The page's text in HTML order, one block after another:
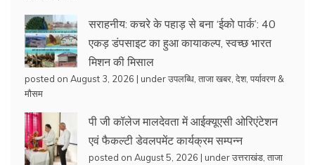
सराहनीय: कचरे के पहाड़ से बना ‘ईको पार्क’: 40
एकड़ डंपसाइट का हुआ कायाकल्प, स्वच्छ भारत
मिशन की मिसाल
posted on August 3, 2026 | underउपलब्धि ताजा खबर देश, पर्यावरण &
मौसम
पी जी कॉलेज मालदेवता में आईक्यूएसी ओरिएंटेशन
एवं फैकल्टी डेवलपमेंट कार्यक्रम सम्पन्न
posted on August 5, 2026 | underउत्तराखंड ताजा